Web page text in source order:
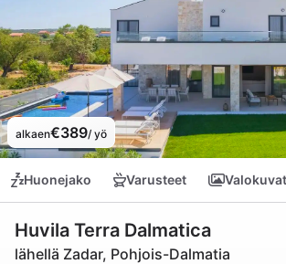
alkaen€389/ yö
Huonejako Varusteet Valokuvat
Huvila Terra Dalmatica
lähellä Zadar, Pohjois-Dalmatia